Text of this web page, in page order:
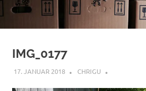
IMG_0177
17. JANUAR 2018 CHRIGU